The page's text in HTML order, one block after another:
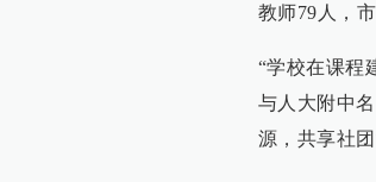
教师79人，
“学校在课程
与人大附中
源，共享社